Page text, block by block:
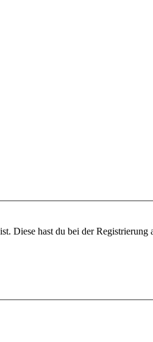
Diese hast du bei der